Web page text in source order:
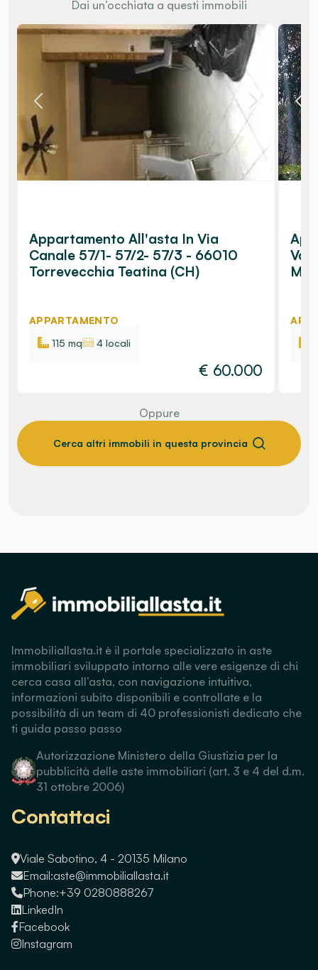
Dai un’occhiata a questi immobili
Appartamento All'asta In Via
Canale 57/1- 57/2- 57/3 - 66010
Torrevecchia Teatina (CH)
APPARTAMENTO
115 mq
4 locali
€ 60.000
Oppure
Cerca altri immobili in questa provincia
Immobiliallasta.it è il portale specializzato in aste
immobiliari sviluppato intorno alle vere esigenze di chi
cerca casa all’asta, con navigazione intuitiva,
informazioni subito disponibili e controllate e la
possibilità di un team di 40 professionisti dedicato che
ti guida passo passo
Autorizzazione Ministero della Giustizia per la
pubblicità delle aste immobiliari (art. 3 e 4 del d.m.
31 ottobre 2006)
Contattaci
Viale Sabotino, 4 - 20135 Milano
Email:aste@immobiliallasta.it
Phone:+39 0280888267
LinkedIn
Facebook
Instagram